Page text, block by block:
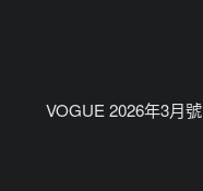
VOGUE 2026年3月號